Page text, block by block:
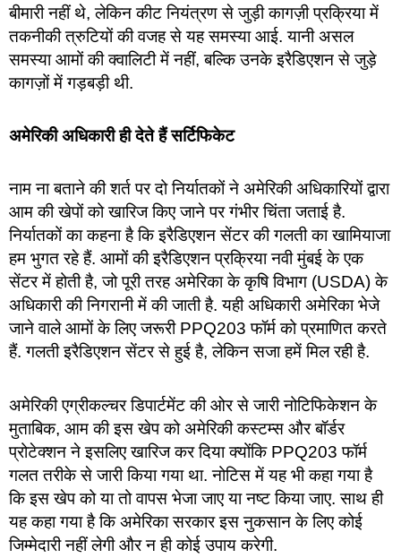
बीमारी नहीं थे, लेकिन कीट नियंत्रण से जुड़ी कागज़ी प्रक्रिया में
तकनीकी त्रुटियों की वजह से यह समस्या आई. यानी असल
समस्या आमों की क्वालिटी में नहीं, बल्कि उनके इरैडिएशन से जुड़े
कागज़ों में गड़बड़ी थी.
अमेरिकी अधिकारी ही देते हैं सर्टिफिकेट
नाम ना बताने की शर्त पर दो निर्यातकों ने अमेरिकी अधिकारियों द्वारा
आम की खेपों को खारिज किए जाने पर गंभीर चिंता जताई है.
निर्यातकों का कहना है कि इरैडिएशन सेंटर की गलती का खामियाजा
हम भुगत रहे हैं. आमों की इरैडिएशन प्रक्रिया नवी मुंबई के एक
सेंटर में होती है, जो पूरी तरह अमेरिका के कृषि विभाग (USDA) के
अधिकारी की निगरानी में की जाती है. यही अधिकारी अमेरिका भेजे
जाने वाले आमों के लिए जरूरी PPQ203 फॉर्म को प्रमाणित करते
हैं. गलती इरैडिएशन सेंटर से हुई है, लेकिन सजा हमें मिल रही है.
अमेरिकी एग्रीकल्चर डिपार्टमेंट की ओर से जारी नोटिफिकेशन के
मुताबिक, आम की इस खेप को अमेरिकी कस्टम्स और बॉर्डर
प्रोटेक्शन ने इसलिए खारिज कर दिया क्योंकि PPQ203 फॉर्म
गलत तरीके से जारी किया गया था. नोटिस में यह भी कहा गया है
कि इस खेप को या तो वापस भेजा जाए या नष्ट किया जाए. साथ ही
यह कहा गया है कि अमेरिका सरकार इस नुकसान के लिए कोई
जिम्मेदारी नहीं लेगी और न ही कोई उपाय करेगी.